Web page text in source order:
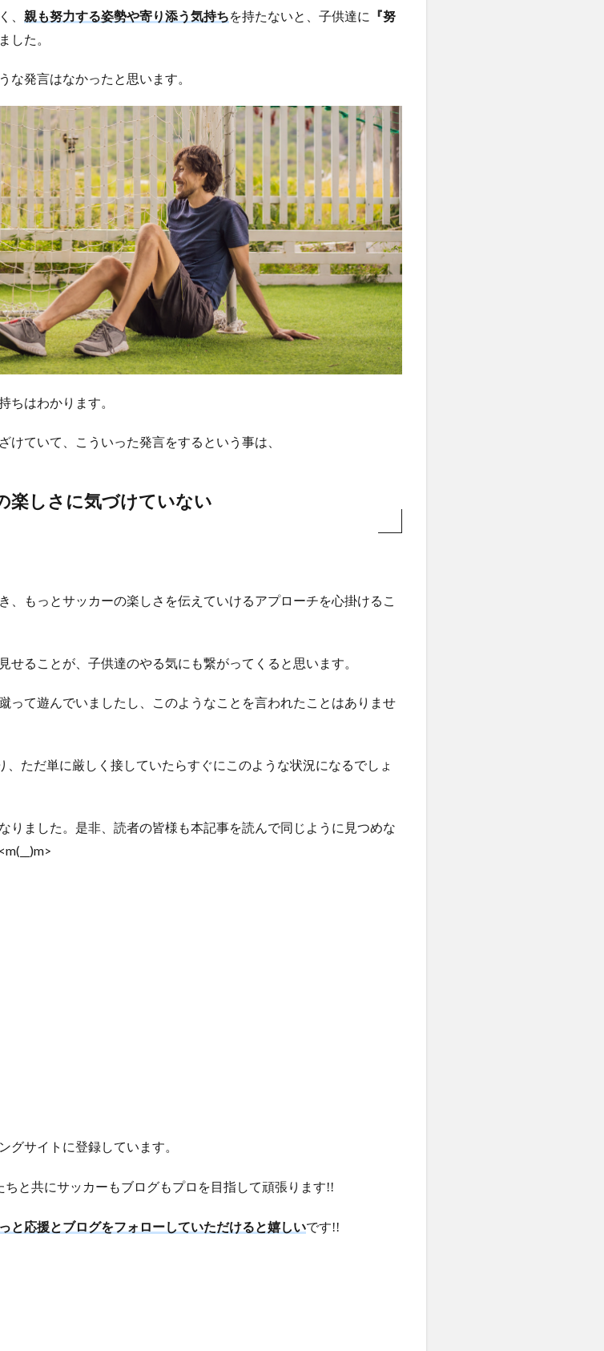
、 親も努力する姿勢や寄り添う気持ちを持たないと、子供達に 『努
した。
な発言はなかったと思います。
ちはわかります。
ていて、こういった発言をするという事は、
楽しさに気づけていない
、もっとサッカーの楽しさを伝えていけるアプローチを心掛けるこ
ることが、子供達のやる気にも繋がってくると思います。
って遊んでいましたし、このようなことを言われたことはありませ
ただ単に厳しく接していたらすぐにこのような状況になるでしょ
りました。是非、読者の皆様も本記事を読んで同じように見つめな
グサイトに登録しています。
と共にサッカーもブログもプロを目指して頑張ります!!
と応援とブログをフォローしていただけると嬉しいです!!